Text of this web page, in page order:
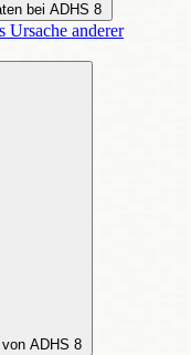
bei ADHS 8
Ursache anderer
ADHS 8